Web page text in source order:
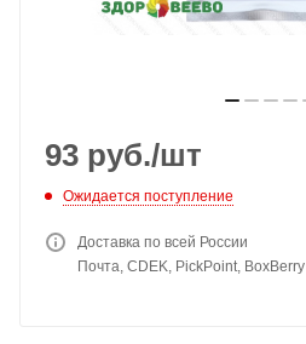
93 руб./шт
Ожидается поступление
Доставка по всей России
Почта, CDEK, PickPoint, BoxBerry